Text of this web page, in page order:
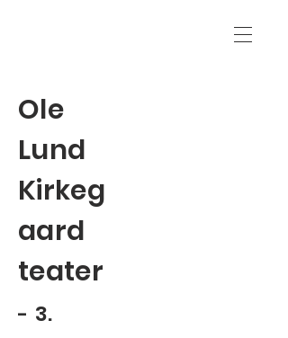
Ole
Lund
Kirkeg
aard
teater
- 3.